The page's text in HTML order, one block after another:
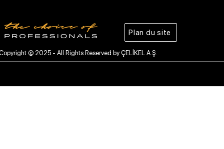
Plan du site
© 2025 - All Rights Reserved by ÇELİKEL A.Ş.